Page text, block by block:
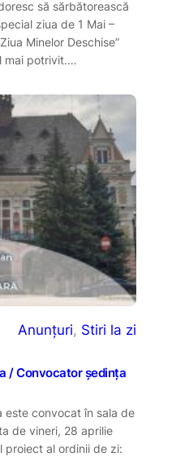
să sărbătorească
ziua de 1 Mai –
Minelor Deschise”
mai potrivit.…
Anunțuri, Stiri la zi
/ Convocator ședința
este convocat în sala de
de vineri, 28 aprilie
proiect al ordinii de zi: